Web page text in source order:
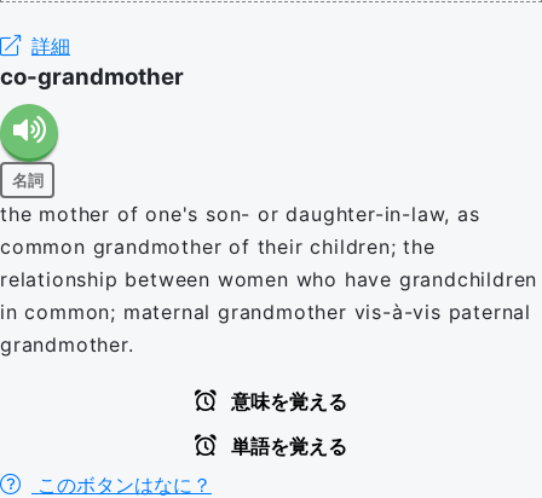
詳細
co-grandmother
名詞
the mother of one's son- or daughter-in-law, as
common grandmother of their children; the
relationship between women who have grandchildren
in common; maternal grandmother vis-à-vis paternal
grandmother.
意味を覚える
単語を覚える
このボタンはなに？